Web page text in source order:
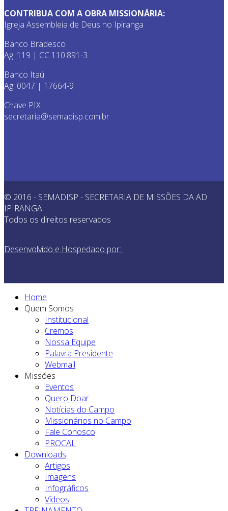
CONTRIBUA COM A OBRA MISSIONÁRIA:
Igreja Assembleia de Deus no Ipiranga
Banco Bradesco
Ag. 119 | CC 110.891-3
Banco Itaú
Ag. 0047 | 17664-9
Chave PIX
secretaria@semadisp.com.br
© 2016 - SEMADISP - SECRETARIA DE MISSÕES DA AD
IPIRANGA
Todos os direitos reservados
Desenvolvido e Hospedado por:
Home
Quem Somos
Institucional
Cremos
Nossa Equipe
Palavra Presidente
Webmail
Missões
Eventos
Quero Doar
Notícias do Campo
Missionários no Campo
Fale Conosco
PROCAL
Downloads
Artigos
Imagens
Infográficos
Vídeos